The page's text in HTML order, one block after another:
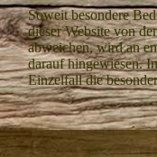
Soweit besondere
dieser Website von
abweichen, wird an
darauf hingewiesen.
Einzelfall die